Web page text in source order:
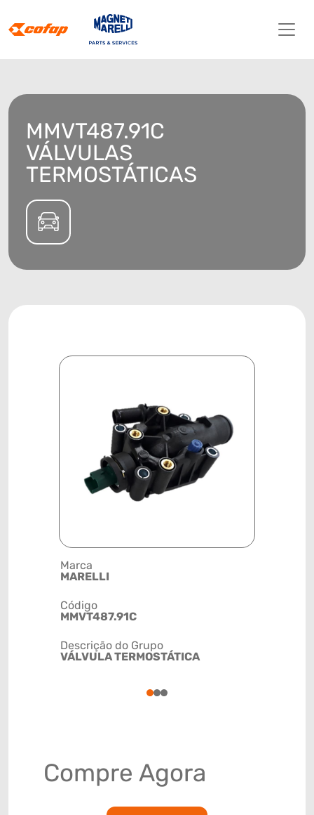
MMVT487.91C
VÁLVULAS
TERMOSTÁTICAS
Marca
MARELLI
Código
MMVT487.91C
Descrição do Grupo
VÁLVULA TERMOSTÁTICA
123
Compre Agora